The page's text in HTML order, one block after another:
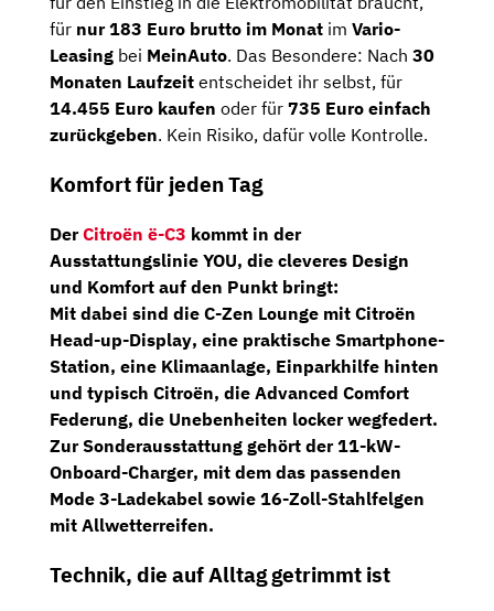
für nur 183 Euro brutto im Monat im Vario-
Leasing bei MeinAuto. Das Besondere: Nach 30
Monaten Laufzeit entscheidet ihr selbst, für
14.455 Euro kaufen oder für 735 Euro einfach
zurückgeben. Kein Risiko, dafür volle Kontrolle.
Komfort für jeden Tag
DerCitroën ë-C3 kommt in der
Ausstattungslinie YOU, die cleveres Design
und Komfort auf den Punkt bringt:
Mit dabei sind die C-Zen Lounge mit Citroën
Head-up-Display, eine praktische Smartphone-
Station, eine Klimaanlage, Einparkhilfe hinten
und typisch Citroën, die Advanced Comfort
Federung, die Unebenheiten locker wegfedert.
Zur Sonderausstattung gehört der11-kW-
Onboard-Charger, mit dem das passenden
Mode 3-Ladekabel sowie 16-Zoll-Stahlfelgen
mit Allwetterreifen.
Technik, die auf Alltag getrimmt ist